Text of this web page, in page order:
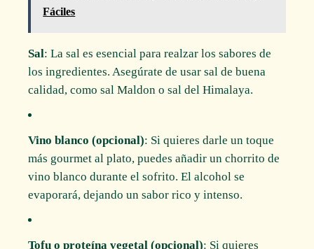
Fáciles
Sal: La sal es esencial para realzar los sabores de
los ingredientes. Asegúrate de usar sal de buena
calidad, como sal Maldon o sal del Himalaya.
Vino blanco (opcional): Si quieres darle un toque
más gourmet al plato, puedes añadir un chorrito de
vino blanco durante el sofrito. El alcohol se
evaporará, dejando un sabor rico y intenso.
Tofu o proteína vegetal (opcional): Si quieres